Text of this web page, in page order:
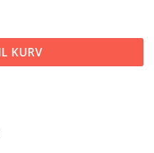
KURV